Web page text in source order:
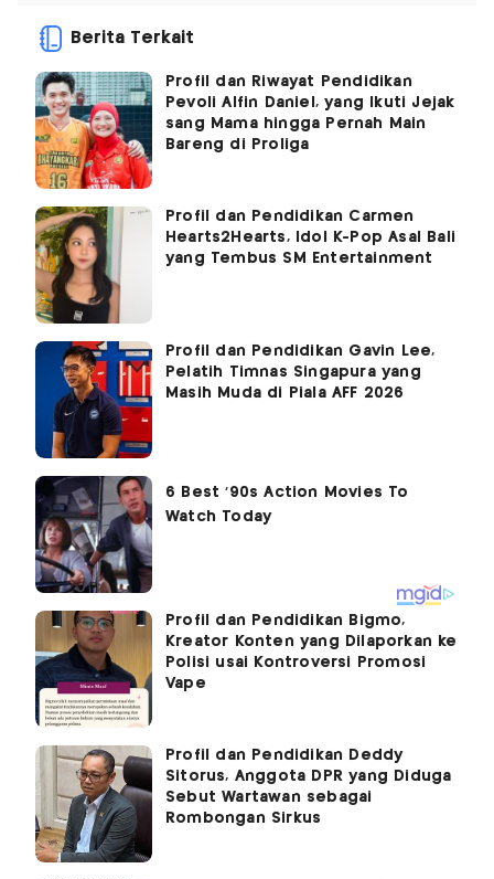
Berita Terkait
Profil dan Riwayat Pendidikan
Pevoli Alfin Daniel, yang Ikuti Jejak
sang Mama hingga Pernah Main
Bareng di Proliga
Profil dan Pendidikan Carmen
Hearts2Hearts, Idol K-Pop Asal Bali
yang Tembus SM Entertainment
Profil dan Pendidikan Gavin Lee,
Pelatih Timnas Singapura yang
Masih Muda di Piala AFF 2026
Profil dan Pendidikan Bigmo,
Kreator Konten yang Dilaporkan ke
Polisi usai Kontroversi Promosi
Vape
Profil dan Pendidikan Deddy
Sitorus, Anggota DPR yang Diduga
Sebut Wartawan sebagai
Rombongan Sirkus